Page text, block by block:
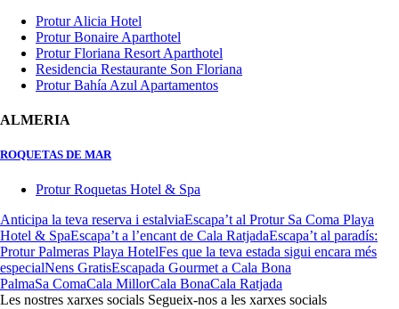
Protur Alicia Hotel
Protur Bonaire Aparthotel
Protur Floriana Resort Aparthotel
Residencia Restaurante Son Floriana
Protur Bahía Azul Apartamentos
ALMERIA
ROQUETAS DE MAR
Protur Roquetas Hotel & Spa
Anticipa la teva reserva i estalviaEscapa’t al Protur Sa Coma Playa
Hotel & SpaEscapa’t a l’encant de Cala RatjadaEscapa’t al paradís:
Protur Palmeras Playa HotelFes que la teva estada sigui encara més
especialNens GratisEscapada Gourmet a Cala Bona
PalmaSa ComaCala MillorCala BonaCala Ratjada
Les nostres xarxes socials Segueix-nos a les xarxes socials